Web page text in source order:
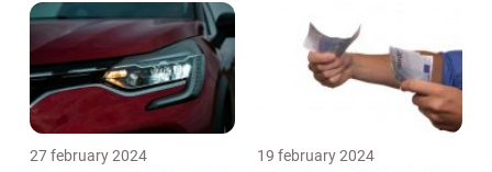
27 february 2024 19 february 2024